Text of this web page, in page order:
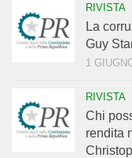
RIVISTA
La
Guy
1
RIVISTA
Chi
rendita